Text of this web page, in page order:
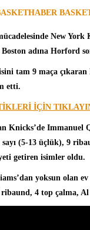
New York
adına Horford
tam 9 maça çıkaran
etti.
İÇİN
Knicks’de Immanuel
(5-13 üçlük), 9
getiren isimler oldu.
yoksun olan
ribaund, 4 top çalma,